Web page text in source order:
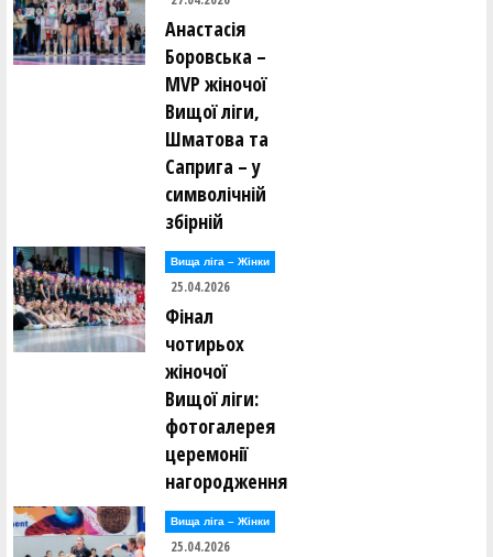
Анастасія
Боровська –
MVP жіночої
Вищої ліги,
Шматова та
Саприга – у
символічній
збірній
Вища лiга – Жiнки
25.04.2026
Фінал
чотирьох
жіночої
Вищої ліги:
фотогалерея
церемонії
нагородження
Вища лiга – Жiнки
25.04.2026